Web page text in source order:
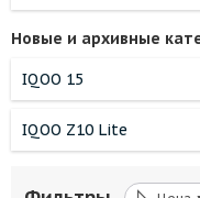
Новые и архивные
IQOO 15
IQOO Z10 Lite